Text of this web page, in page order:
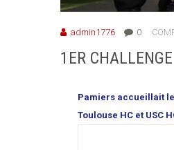
admin1776 0
1ER
Pamiers accueillait
Toulouse HC et USC